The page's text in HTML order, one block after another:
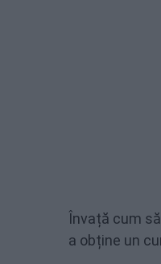
Învață cum
a obține un